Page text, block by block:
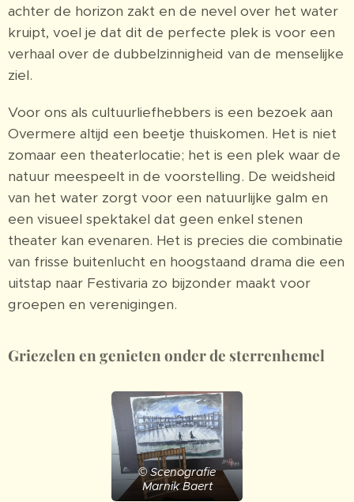
achter de horizon zakt en de nevel over het water
kruipt, voel je dat dit de perfecte plek is voor een
verhaal over de dubbelzinnigheid van de menselijke
ziel.
Voor ons als cultuurliefhebbers is een bezoek aan
Overmere altijd een beetje thuiskomen. Het is niet
zomaar een theaterlocatie; het is een plek waar de
natuur meespeelt in de voorstelling. De weidsheid
van het water zorgt voor een natuurlijke galm en
een visueel spektakel dat geen enkel stenen
theater kan evenaren. Het is precies die combinatie
van frisse buitenlucht en hoogstaand drama die een
uitstap naar Festivaria zo bijzonder maakt voor
groepen en verenigingen.
Griezelen en genieten onder de sterrenhemel
© Scenografie
Marnik Baert